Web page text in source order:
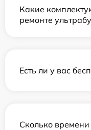
Какие
ремонте
Есть ли у вас
Сколько